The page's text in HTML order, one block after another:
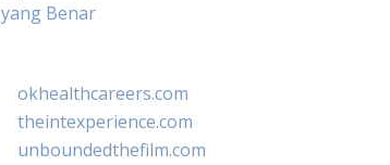
yang Benar
okhealthcareers.com
theintexperience.com
unboundedthefilm.com